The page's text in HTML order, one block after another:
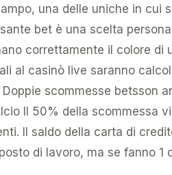
una delle uniche in cui
bet è una scelta
correttamente il colore di
al casinò live saranno
scommesse betsson
Il 50% della scommessa
Il saldo della carta di
di lavoro, ma se fanno 1